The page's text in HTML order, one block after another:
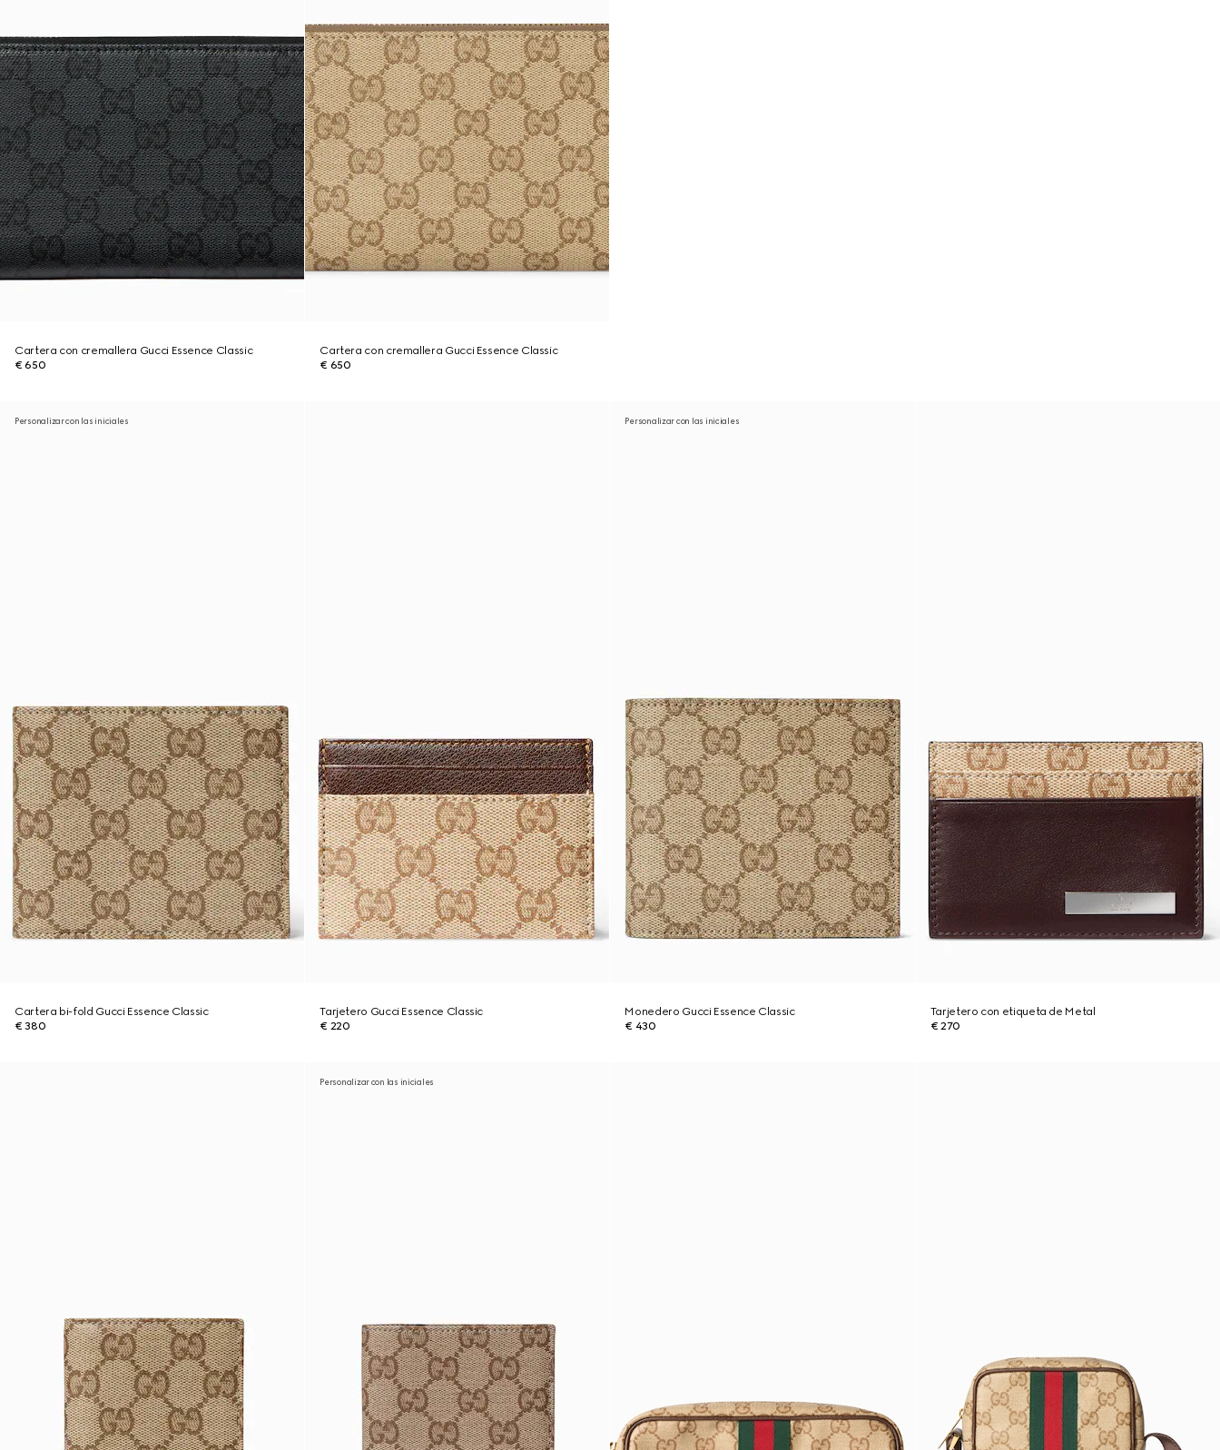
Cartera con cremallera Gucci Essence Classic
€ 650
Cartera con cremallera Gucci Essence Classic
€ 650
Personalizar con las iniciales
Cartera bi-fold Gucci Essence Classic
€ 380
Tarjetero Gucci Essence Classic
€ 220
Personalizar con las iniciales
Monedero Gucci Essence Classic
€ 430
Tarjetero con etiqueta de Metal
€ 270
Personalizar con las iniciales